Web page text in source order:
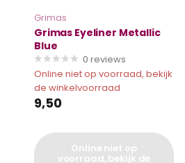
Grimas
Grimas Eyeliner Metallic
Blue
0 reviews
Online niet op voorraad, bekijk
de winkelvoorraad
9,50
Online niet op
voorraad, bekijk de